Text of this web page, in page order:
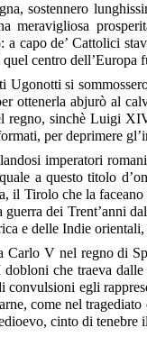
sostennero
meravigliosa
a capo de’ Cattolici
centro dell’Europa
si
ottenerla abjurò al
regno, sinchè Luigi
per deprimere
imperatori
a questotitolo
il Tirolo che la
dei Trent’anni
e delle Indie
V nel regno di
che traeva
convulsioni egli
come nel
cinto di